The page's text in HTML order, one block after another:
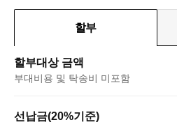
할부
할부대상 금액
부대비용 및 탁송비 미포함
선납금(20%기준)